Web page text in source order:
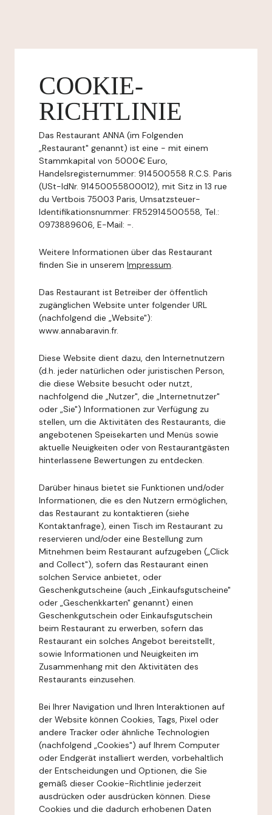
COOKIE-
RICHTLINIE
Das Restaurant ANNA (im Folgenden
„Restaurant" genannt) ist eine - mit einem
Stammkapital von 5000€ Euro,
Handelsregisternummer: 914500558 R.C.S. Paris
(USt-IdNr. 91450055800012), mit Sitz in 13 rue
du Vertbois 75003 Paris, Umsatzsteuer-
Identifikationsnummer: FR52914500558, Tel.:
0973889606, E-Mail: -.
Weitere Informationen über das Restaurant
finden Sie in unserem Impressum.
Das Restaurant ist Betreiber der öffentlich
zugänglichen Website unter folgender URL
(nachfolgend die „Website"):
www.annabaravin.fr.
Diese Website dient dazu, den Internetnutzern
(d.h. jeder natürlichen oder juristischen Person,
die diese Website besucht oder nutzt,
nachfolgend die „Nutzer", die „Internetnutzer"
oder „Sie") Informationen zur Verfügung zu
stellen, um die Aktivitäten des Restaurants, die
angebotenen Speisekarten und Menüs sowie
aktuelle Neuigkeiten oder von Restaurantgästen
hinterlassene Bewertungen zu entdecken.
Darüber hinaus bietet sie Funktionen und/oder
Informationen, die es den Nutzern ermöglichen,
das Restaurant zu kontaktieren (siehe
Kontaktanfrage), einen Tisch im Restaurant zu
reservieren und/oder eine Bestellung zum
Mitnehmen beim Restaurant aufzugeben („Click
and Collect"), sofern das Restaurant einen
solchen Service anbietet, oder
Geschenkgutscheine (auch „Einkaufsgutscheine"
oder „Geschenkkarten" genannt) einen
Geschenkgutschein oder Einkaufsgutschein
beim Restaurant zu erwerben, sofern das
Restaurant ein solches Angebot bereitstellt,
sowie Informationen und Neuigkeiten im
Zusammenhang mit den Aktivitäten des
Restaurants einzusehen.
Bei Ihrer Navigation und Ihren Interaktionen auf
der Website können Cookies, Tags, Pixel oder
andere Tracker oder ähnliche Technologien
(nachfolgend „Cookies") auf Ihrem Computer
oder Endgerät installiert werden, vorbehaltlich
der Entscheidungen und Optionen, die Sie
gemäß dieser Cookie-Richtlinie jederzeit
ausdrücken oder ausdrücken können. Diese
Cookies und die dadurch erhobenen Daten